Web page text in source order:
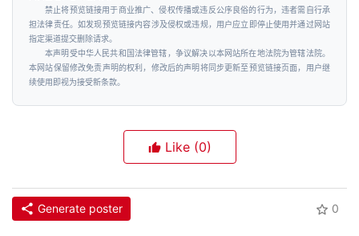
禁止将预览链接用于商业推广、侵权传播或违反公序良俗的行为，违者需自行承
担法律责任。如发现预览链接内容涉及侵权或违规，用户应立即停止使用并通过网站
指定渠道提交删除请求。
本声明受中华人民共和国法律管辖，争议解决以本网站所在地法院为管辖法院。
本网站保留修改免责声明的权利，修改后的声明将同步更新至预览链接页面，用户继
续使用即视为接受新条款。
Like (0)
Generate poster 0